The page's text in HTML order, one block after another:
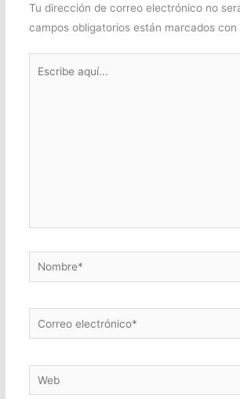
Tu dirección de correo electrónico no
campos obligatorios están marcados con
Nombre*
Correo
electrónico*
Web